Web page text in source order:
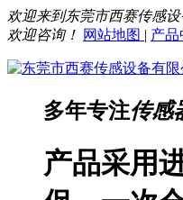
欢迎来到东莞市西赛传感
欢迎咨询！ 网站地图 | 产品
多年专注传感
产品采用